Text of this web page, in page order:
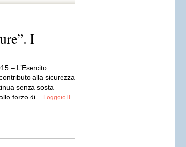
I
– L’Esercito
alla sicurezza
senza sosta
forze di...
Leggere il